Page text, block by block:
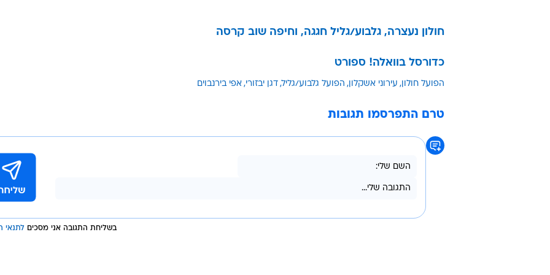
חולון נעצרה, גלבוע/גליל חגגה, וחיפה שוב קרסה
כדורסל בוואלה! ספורט
הפועל חולון עירוני אשקלון הפועל גלבוע/גליל דגן יבזורי אפי בירנבוים
טרם התפרסמו תגובות
בשליחת התגובה אני מסכים לתנאי